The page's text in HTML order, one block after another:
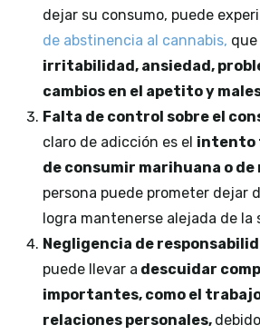
dejar su consumo, puede
de abstinencia al cannabis,
irritabilidad, ansiedad,
cambios en el apetito y
Falta de control sobre el
claro de adicción es el intento
de consumir marihuana o
persona puede prometer dejar
logra mantenerse alejada de la
Negligencia de
puede llevar a descuidar
importantes, como el
relaciones personales,